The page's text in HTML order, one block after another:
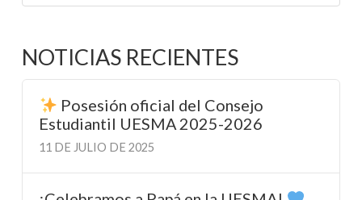
NOTICIAS RECIENTES
Posesión oficial del Consejo
Estudiantil UESMA 2025-2026
11 DE JULIO DE 2025